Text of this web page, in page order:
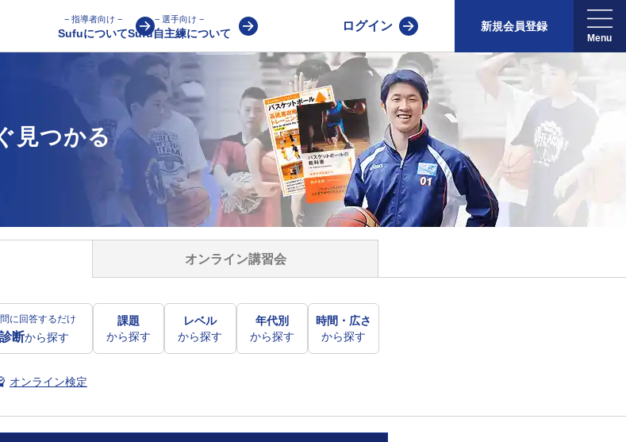
− 指導者向け −
Sufuについて
− 選手向け −
Sufu自主練について
ログイン 新規会員登録
見つかる
オンライン講習会
に回答するだけ
断から探す
課題
から探す
レベル
から探す
年代別
から探す
時間・広さ
から探す
オンライン検定